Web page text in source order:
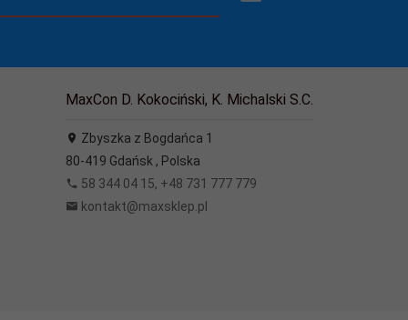
MaxCon D. Kokociński, K. Michalski S.C.
Zbyszka z Bogdańca 1
80-419 Gdańsk , Polska
58 344 04 15, +48 731 777 779
kontakt@maxsklep.pl